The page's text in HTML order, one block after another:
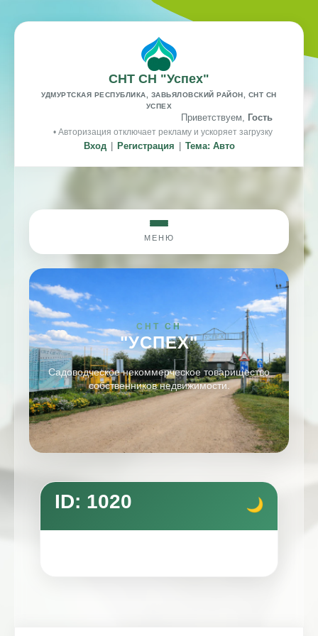
СНТ СН "Успех"
УДМУРТСКАЯ РЕСПУБЛИКА, ЗАВЬЯЛОВСКИЙ РАЙОН, СНТ СН
УСПЕХ
Приветствуем, Гость
• Авторизация отключает рекламу и ускоряет загрузку
Вход Регистрация Тема: Авто
МЕНЮ
СНТ СН
"УСПЕХ"
Садоводческое некоммерческое товарищество
собственников недвижимости.
ID: 1020